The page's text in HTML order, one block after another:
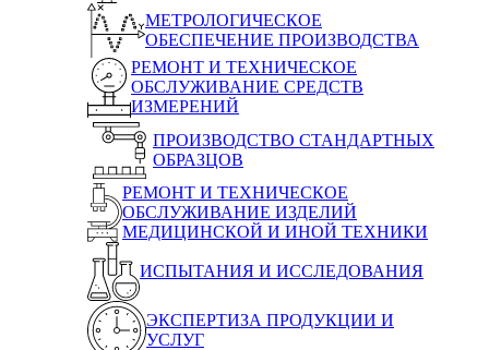
МЕТРОЛОГИЧЕСКОЕ
ОБЕСПЕЧЕНИЕ ПРОИЗВОДСТВА
РЕМОНТ И ТЕХНИЧЕСКОЕ
ОБСЛУЖИВАНИЕ СРЕДСТВ
ИЗМЕРЕНИЙ
ПРОИЗВОДСТВО СТАНДАРТНЫХ
ОБРАЗЦОВ
РЕМОНТ И ТЕХНИЧЕСКОЕ
ОБСЛУЖИВАНИЕ ИЗДЕЛИЙ
МЕДИЦИНСКОЙ И ИНОЙ ТЕХНИКИ
ИСПЫТАНИЯ И ИССЛЕДОВАНИЯ
ЭКСПЕРТИЗА ПРОДУКЦИИ И
УСЛУГ